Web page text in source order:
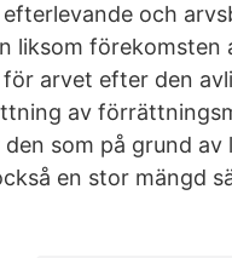
och
liksom förekomsten
arvet efter den
av
som på grund av
en stor mängd